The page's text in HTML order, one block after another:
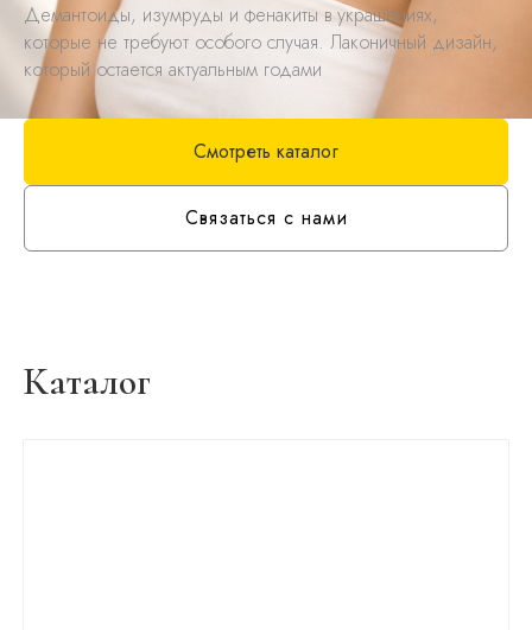
Демантоиды, изумруды и фенакиты в украшениях,
которые не требуют особого случая. Лаконичный дизайн,
который остается актуальным годами
Смотреть каталог
Связаться с нами
Каталог